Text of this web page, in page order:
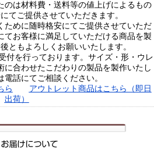
のは材料費・送料等の値上げによるもの
てご提供させていただきます。
ために随時格安にてご提供させていただ
てお客様に満足していただける商品を製
ともよろしくお願いいたします。
付を行っております。サイズ・形・ウレ
に合わせたこだわりの製品を製作いたし
電話にてご相談ください。
ら
アウトレット商品はこちら（即日
出荷）